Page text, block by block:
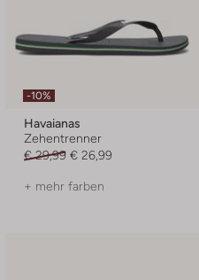
-10%
Havaianas
Zehentrenner
€ 29,99 € 26,99
+ mehr farben